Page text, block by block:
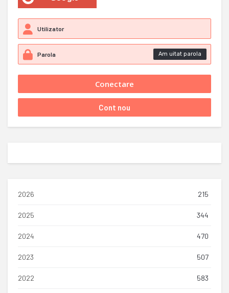
Am uitat parola
2026 215
2025 344
2024 470
2023 507
2022 583